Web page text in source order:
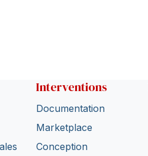
Interventions
Documentation
Marketplace
Conception